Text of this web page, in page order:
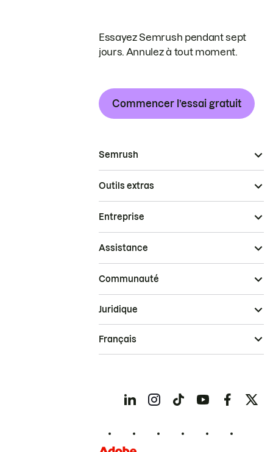
Essayez Semrush pendant sept
jours. Annulez à tout moment.
Commencer l’essai gratuit
Semrush
Outils extras
Entreprise
Assistance
Communauté
Juridique
Français